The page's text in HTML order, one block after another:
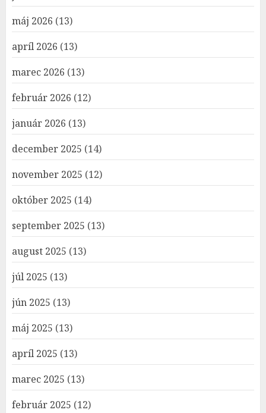
máj 2026 (13)
apríl 2026 (13)
marec 2026 (13)
február 2026 (12)
január 2026 (13)
december 2025 (14)
november 2025 (12)
október 2025 (14)
september 2025 (13)
august 2025 (13)
júl 2025 (13)
jún 2025 (13)
máj 2025 (13)
apríl 2025 (13)
marec 2025 (13)
február 2025 (12)